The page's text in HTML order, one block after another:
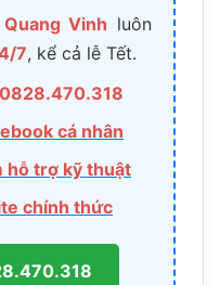
Quang Vinh luôn
7, kể cả lễ Tết.
0828.470.318
cá nhân
hỗ trợ kỹ thuật
chính thức